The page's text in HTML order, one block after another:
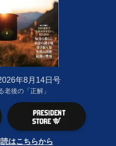
年8月14日号
老後の「正解」
はこちらから